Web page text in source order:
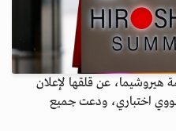
عن قلقها لإعلان
اختباري، ودعت جميع